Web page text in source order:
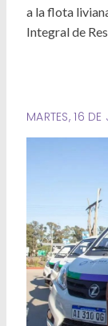
Derechos
Empleo y
a la flota
Integral de
MARTES, 16